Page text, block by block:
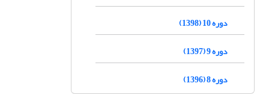
دوره 10 (1398)
دوره 9 (1397)
دوره 8 (1396)